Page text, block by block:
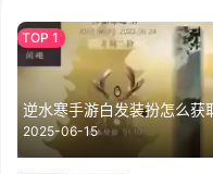
逆水寒手游白发装扮怎么获
2025-06-15